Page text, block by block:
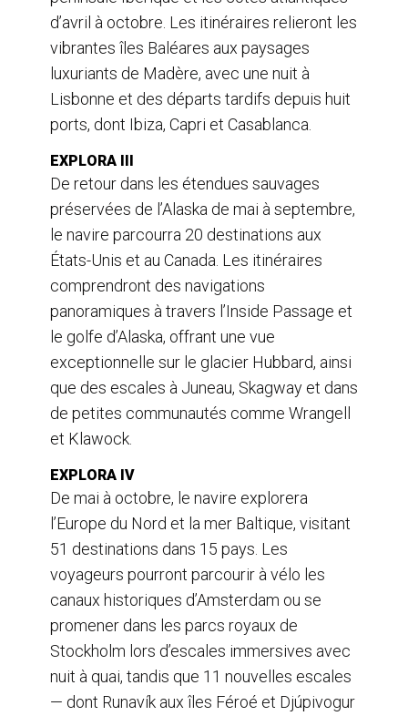
d’avril à octobre. Les itinéraires relieront les
vibrantes îles Baléares aux paysages
luxuriants de Madère, avec une nuit à
Lisbonne et des départs tardifs depuis huit
ports, dont Ibiza, Capri et Casablanca.
EXPLORA III
De retour dans les étendues sauvages
préservées de l’Alaska de mai à septembre,
le navire parcourra 20 destinations aux
États-Unis et au Canada. Les itinéraires
comprendront des navigations
panoramiques à travers l’Inside Passage et
le golfe d’Alaska, offrant une vue
exceptionnelle sur le glacier Hubbard, ainsi
que des escales à Juneau, Skagway et dans
de petites communautés comme Wrangell
et Klawock.
EXPLORA IV
De mai à octobre, le navire explorera
l’Europe du Nord et la mer Baltique, visitant
51 destinations dans 15 pays. Les
voyageurs pourront parcourir à vélo les
canaux historiques d’Amsterdam ou se
promener dans les parcs royaux de
Stockholm lors d’escales immersives avec
nuit à quai, tandis que 11 nouvelles escales
— dont Runavík aux îles Féroé et Djúpivogur